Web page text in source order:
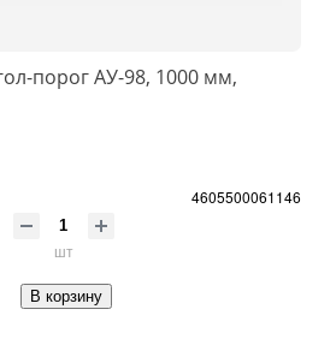
порог АУ-98, 1000 мм,
4605500061146
шт
В корзину